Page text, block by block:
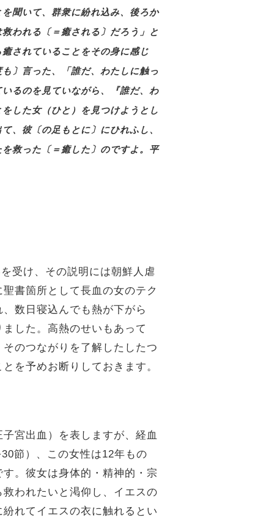
聞いて、群衆に紛れ込み、後ろか
われる〔＝癒される〕だろう」と
されていることをその身に感じ
〕言った、「誰だ、わたしに触っ
るのを見ていながら、『誰だ、わ
した女（ひと）を見つけようとし
、彼〔の足もとに〕にひれふし、
救った〔＝癒した〕のですよ。平
受け、その説明には朝鮮人虐
書箇所として長血の女のテク
数日寝込んでも熱が下がら
した。高熱のせいもあって
のつながりを了解したしたつ
を予めお断りしておきます。
宮出血）を表しますが、経血
節）、この女性は12年もの
。彼女は身体的・精神的・宗
われたいと渇仰し、イエスの
れてイエスの衣に触れるとい